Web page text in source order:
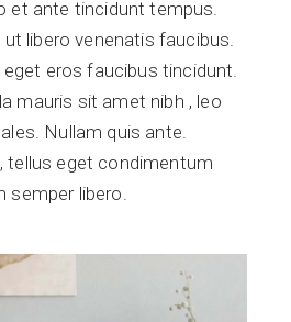
et ante tincidunt tempus.
libero venenatis faucibus.
eros faucibus tincidunt.
mauris sit amet nibh , leo
Nullam quis ante.
tellus eget condimentum
semper libero.